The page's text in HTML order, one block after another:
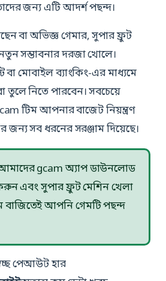
জন্য এটি আদর্শ পছন্দ।
বা অভিজ্ঞ গেমার, সুপার ফ্রুট
সম্ভাবনার দরজা খোলে।
বা মোবাইল ব্যাংকিং-এর মাধ্যমে
নিতে পারবেন। সবচেয়ে
টিম আপনার বাজেট নিয়ন্ত্রণ
জন্য সব ধরনের সরঞ্জাম দিয়েছে।
gcam অ্যাপ ডাউনলোড
এবং সুপার ফ্রুট মেশিন খেলা
আপনি গেমটি পছন্দ
পেআউট হার